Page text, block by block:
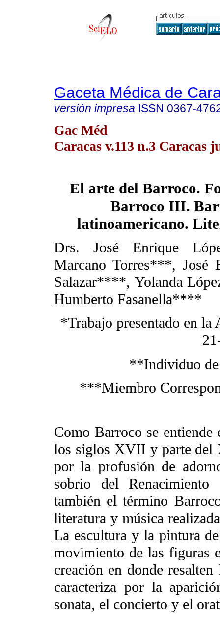
Gaceta Médica de
versión impresa ISSN 0367-
Gac Méd
Caracas v.113 n.3 Caracas
El arte del Barroco.
Barroco III.
latinoamericano.
Drs. José Enrique
Marcano Torres***, José
Salazar****, Yolanda
Humberto Fasanella****
*Trabajo presentado en
**Individuo
***Miembro
Como Barroco se
los siglos XVII y parte del
por la profusión de
sobrio del
también el término
literatura y música
La escultura y la pintura
movimiento de las figuras
creación en donde
caracteriza por la
sonata, el concierto y el